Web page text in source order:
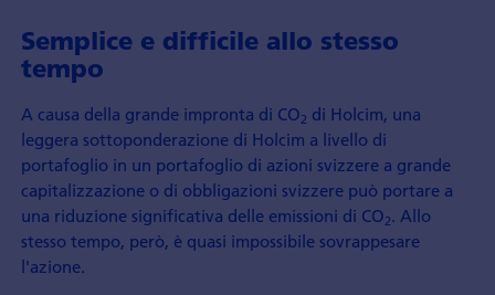
Semplice e difficile allo stesso
tempo
A causa della grande impronta di CO2 di Holcim, una
leggera sottoponderazione di Holcim a livello di
portafoglio in un portafoglio di azioni svizzere a grande
capitalizzazione o di obbligazioni svizzere può portare a
una riduzione significativa delle emissioni di CO2. Allo
stesso tempo, però, è quasi impossibile sovrappesare
l'azione.